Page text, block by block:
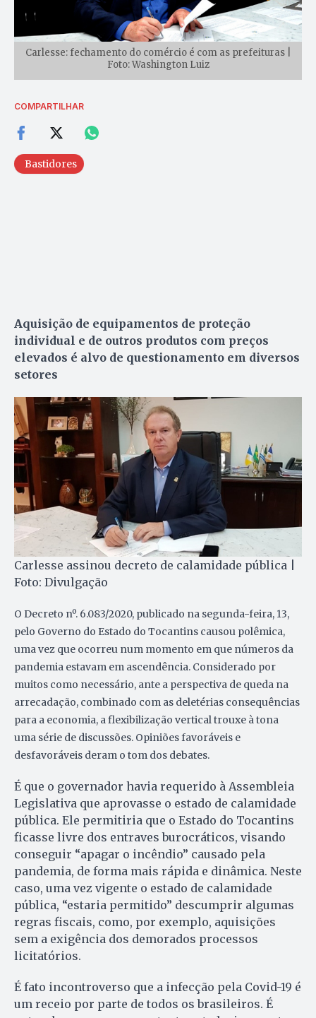
Carlesse: fechamento do comércio é com as prefeituras |
Foto: Washington Luiz
COMPARTILHAR
Bastidores
Aquisição de equipamentos de proteção
individual e de outros produtos com preços
elevados é alvo de questionamento em diversos
setores
Carlesse assinou decreto de calamidade pública |
Foto: Divulgação
O Decreto nº. 6.083/2020, publicado na segunda-feira, 13,
pelo Governo do Estado do Tocantins causou polêmica,
uma vez que ocorreu num momento em que números da
pandemia estavam em ascendência. Considerado por
muitos como necessário, ante a perspectiva de queda na
arrecadação, combinado com as deletérias consequências
para a economia, a flexibilização vertical trouxe à tona
uma série de discussões. Opiniões favoráveis e
desfavoráveis deram o tom dos debates.
É que o governador havia requerido à Assembleia
Legislativa que aprovasse o estado de calamidade
pública. Ele permitiria que o Estado do Tocantins
ficasse livre dos entraves burocráticos, visando
conseguir “apagar o incêndio” causado pela
pandemia, de forma mais rápida e dinâmica. Neste
caso, uma vez vigente o estado de calamidade
pública, “estaria permitido” descumprir algumas
regras fiscais, como, por exemplo, aquisições
sem a exigência dos demorados processos
licitatórios.
É fato incontroverso que a infecção pela Covid-19 é
um receio por parte de todos os brasileiros. É